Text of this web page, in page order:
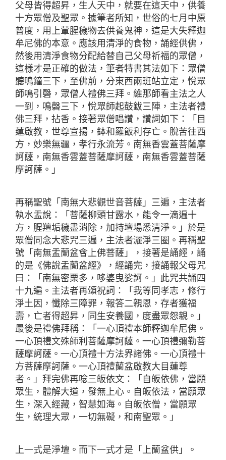
父母皆得超昇，生人天中，就要在這天中，供養
十方眾僧及聖眾。據筆者所知，世俗的七月中原
普度，用上葷腥穢物去供養鬼神，這是大失釋迦
牟尼佛的本意。應該用清淨的食物，誦經供佛，
然後用清淨食物分配給替自己父母祈福的眾僧，
這樣才是正確的做法，筆者特書其法如下：眾僧
聽鳴鐘三下，至佛前，分東西兩班站立定，悅眾
師鳴引磬，眾僧人禮佛三拜。維那師看主法之人
一到，鳴磬三下，悅眾師起鼓鈸三陣，主法者禮
佛三拜，拈香。接著眾僧唱讚，讚詞如下：「目
蓮啟教，世尊宣揚，鉢和羅飯利存亡。脫苦往西
方，妙樂無疆，孝行永流芳。南無香雲蓋菩薩摩
訶薩，南無香雲蓋菩薩摩訶薩，南無香雲蓋菩薩
摩訶薩。」
再稱聖號「南無大悲觀世音菩薩」三遍，主法者
執水盂說：「菩薩柳頭甘露水，能令一滴遍十
方，腥羶垢穢盡消除，加持壇場悉清淨。」於是
眾僧同念大悲咒三遍，主法者灑淨三圈。再稱聖
號「南無盂蘭盆會上佛菩薩」，接著是誦經，誦
的是《佛說盂蘭盆經》，經誦完，接誦報父母咒
曰：「南無密栗多，哆婆曳娑訶。」此咒共誦四
十九遍。主法者再頌祝詞：「我等同孝志，修行
淨土因，懺除三障罪，報答二親恩，存者獲福
壽，亡者得超昇，同生安養國，度盡眾怨親。」
最後是禮佛拜稱：「一心頂禮本師釋迦牟尼佛。
一心頂禮文殊師利菩薩摩訶薩。一心頂禮彌勒菩
薩摩訶薩。一心頂禮十方法界諸佛。一心頂禮十
方菩薩摩訶薩。一心頂禮蘭盆啟教大目蓮尊
者。」拜完佛再唸三皈依文：「自皈依佛，當願
眾生，體解大道，發無上心。自皈依法，當願眾
生，深入經藏，智慧如海。自皈依僧，當願眾
生，統理大眾，一切無礙，和南聖眾。」
上一式是淨壇。而下一式才是「上蘭盆供」。